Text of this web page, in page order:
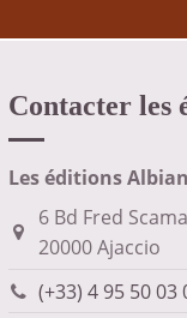
Contacter les
Les éditions
6 Bd Fred
20000 Ajaccio
(+33) 4 95 50 03